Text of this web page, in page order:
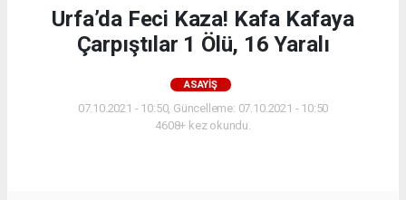
Urfa’da Feci Kaza! Kafa Kafaya
Çarpıştılar 1 Ölü, 16 Yaralı
ASAYIŞ
07.10.2021 - 10:50, Güncelleme: 07.10.2021 - 10:50
4608+ kez okundu.